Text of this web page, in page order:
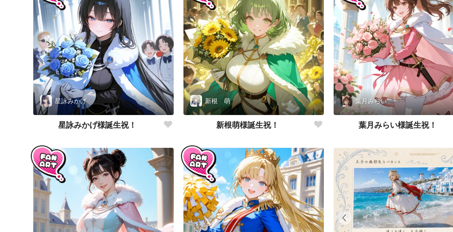
星詠みかげ
星詠みかげ様誕生祝！
新根 萌
新根萌様誕生祝！
葉月みらい
葉月みらい様誕生祝！